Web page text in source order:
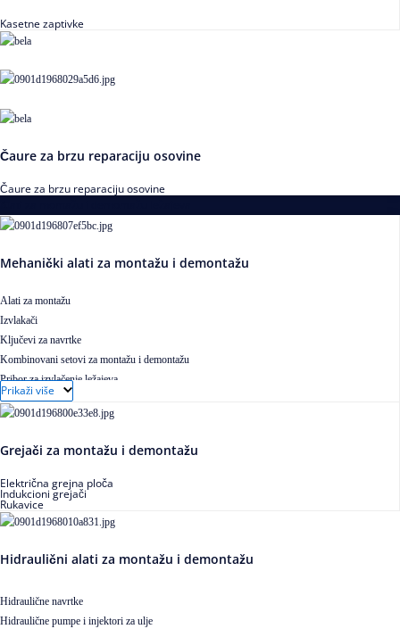
Kasetne zaptivke
Čaure za brzu reparaciju osovine
Čaure za brzu reparaciju osovine
Mehanički alati za montažu i demontažu
Alati za montažu
Izvlakači
Ključevi za navrtke
Kombinovani setovi za montažu i demontažu
Pribor za izvlačenje ležajeva
Prikaži više
Grejači za montažu i demontažu
Električna grejna ploča
Indukcioni grejači
Rukavice
Hidraulični alati za montažu i demontažu
Hidraulične navrtke
Hidraulične pumpe i injektori za ulje